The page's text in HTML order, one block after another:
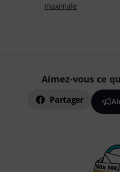
maximale
Aimez-vous ce
Partager